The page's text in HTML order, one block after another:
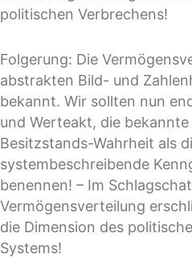
politischen Verbrechens!
Folgerung: Die
abstrakten Bild- und
bekannt. Wir sollten nun
und Werteakt, die
Besitzstands-Wahrheit als
systembeschreibende
benennen! – Im
Vermögensverteilung
die Dimension des
Systems!